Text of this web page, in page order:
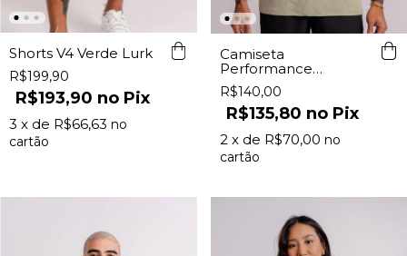
Shorts V4 Verde Lurk
R$199,90
R$193,90 Pix
3 x de R$66,63
Camiseta
Performance
Masculina Stone Lurk
R$140,00
R$135,80 Pix
2 x de R$70,00